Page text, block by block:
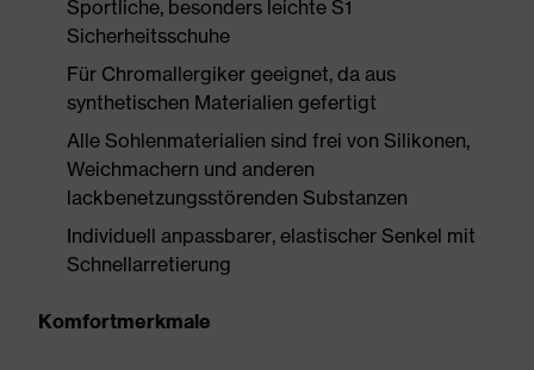
Sportliche, besonders leichte S1
Sicherheitsschuhe
Für Chromallergiker geeignet, da aus
synthetischen Materialien gefertigt
Alle Sohlenmaterialien sind frei von Silikonen,
Weichmachern und anderen
lackbenetzungsstörenden Substanzen
Individuell anpassbarer, elastischer Senkel mit
Schnellarretierung
Komfortmerkmale